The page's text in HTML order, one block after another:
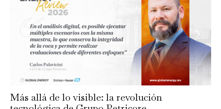
Más allá de lo visible: la revolución